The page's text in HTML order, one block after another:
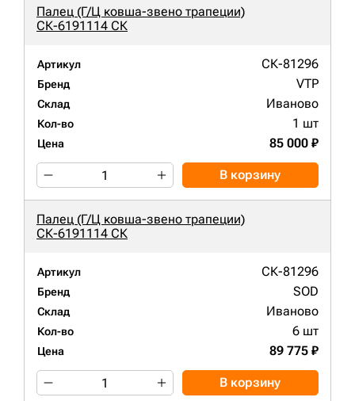
Палец (Г/Ц ковша-звено трапеции)
СК-6191114 СК
Артикул СК-81296
Бренд VTP
Склад Иваново
Кол-во 1 шт
Цена 85 000 ₽
В корзину
Палец (Г/Ц ковша-звено трапеции)
СК-6191114 СК
Артикул СК-81296
Бренд SOD
Склад Иваново
Кол-во 6 шт
Цена 89 775 ₽
В корзину